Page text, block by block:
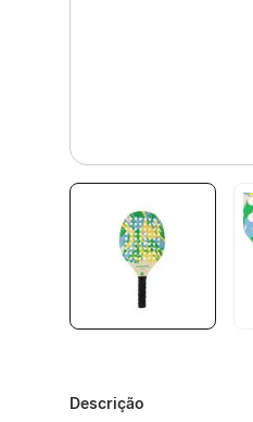
Descrição